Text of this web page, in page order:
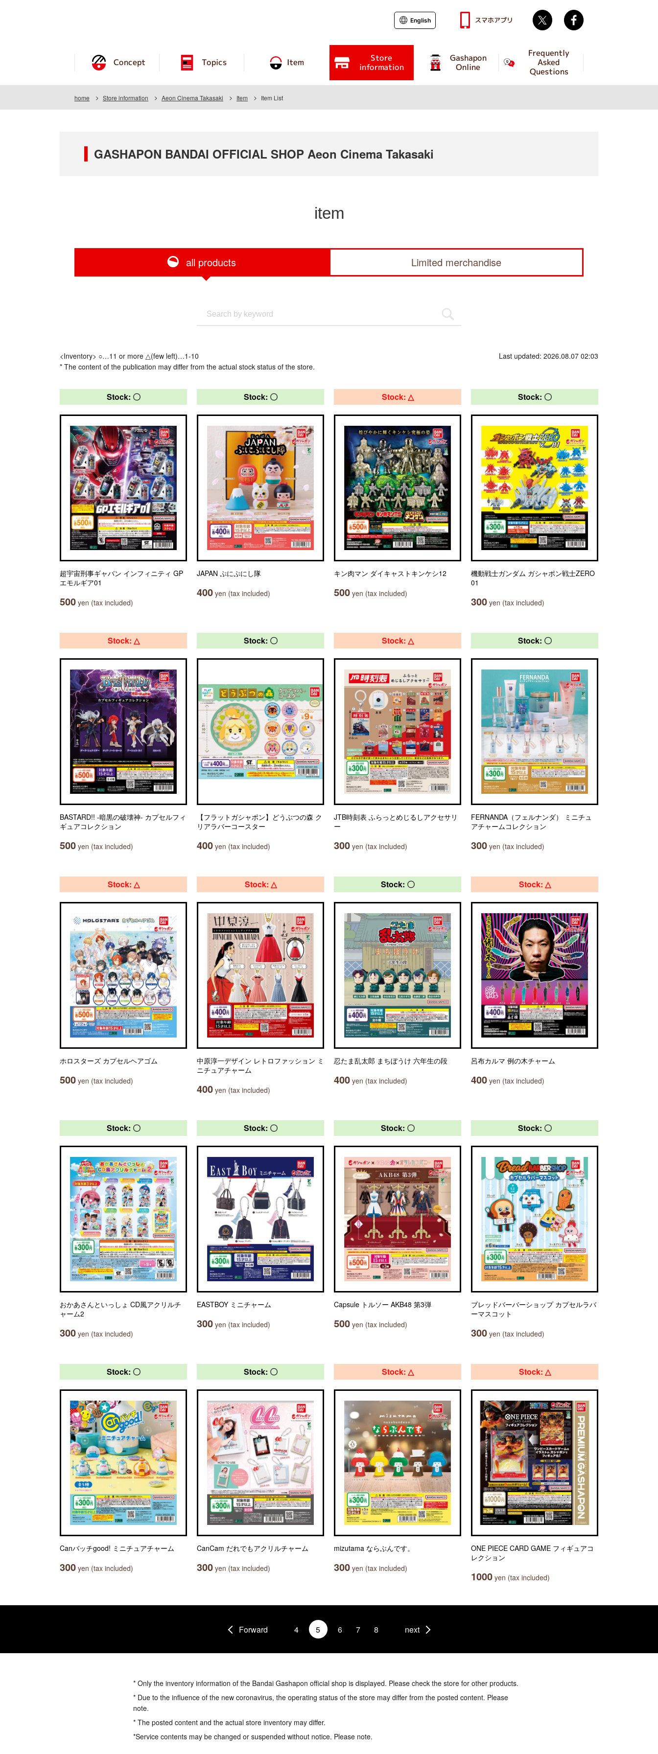
Concept Topics Item Store
information
Gashapon
Online
Frequently
Asked
Questions
English スマホアプリ Twitter
home Store information Aeon Cinema Takasaki Item Item List
GASHAPON BANDAI OFFICIAL SHOP Aeon Cinema Takasaki
item
all products Limited merchandise
<Inventory> ○…11 or more △(few left)…1-10
* The content of the publication may differ from the actual stock status of the store.
Last updated: 2026.08.07 02:03
Stock: 〇
超宇宙刑事ギャバン インフィニティ GP
エモルギア01
500 yen (tax included)
Stock: 〇
JAPAN ぷにぷにし隊
400 yen (tax included)
Stock: △
キン肉マン ダイキャストキンケシ12
500 yen (tax included)
Stock: 〇
機動戦士ガンダム ガシャポン戦士ZERO
01
300 yen (tax included)
Stock: △
BASTARD!! -暗黒の破壊神- カプセルフィ
ギュアコレクション
500 yen (tax included)
Stock: 〇
【フラットガシャポン】どうぶつの森 ク
リアラバーコースター
400 yen (tax included)
Stock: △
JTB時刻表 ふらっとめじるしアクセサリ
ー
300 yen (tax included)
Stock: 〇
FERNANDA（フェルナンダ） ミニチュ
アチャームコレクション
300 yen (tax included)
Stock: △
ホロスターズ カプセルヘアゴム
500 yen (tax included)
Stock: △
中原淳一デザイン レトロファッション ミ
ニチュアチャーム
400 yen (tax included)
Stock: 〇
忍たま乱太郎 まちぼうけ 六年生の段
400 yen (tax included)
Stock: △
呂布カルマ 例の木チャーム
400 yen (tax included)
Stock: 〇
おかあさんといっしょ CD風アクリルチ
ャーム2
300 yen (tax included)
Stock: 〇
EASTBOY ミニチャーム
300 yen (tax included)
Stock: 〇
Capsule トルソー AKB48 第3弾
500 yen (tax included)
Stock: 〇
ブレッドバーバーショップ カプセルラバ
ーマスコット
300 yen (tax included)
Stock: 〇
Canバッチgood! ミニチュアチャーム
300 yen (tax included)
Stock: 〇
CanCam だれでもアクリルチャーム
300 yen (tax included)
Stock: △
mizutama ならぶんです。
300 yen (tax included)
Stock: △
ONE PIECE CARD GAME フィギュアコ
レクション
1000 yen (tax included)
Forward 4 5 6 7 8 next
* Only the inventory information of the Bandai Gashapon official shop is displayed. Please check the store for other products.
* Due to the influence of the new coronavirus, the operating status of the store may differ from the posted content. Please
note.
* The posted content and the actual store inventory may differ.
*Service contents may be changed or suspended without notice. Please note.